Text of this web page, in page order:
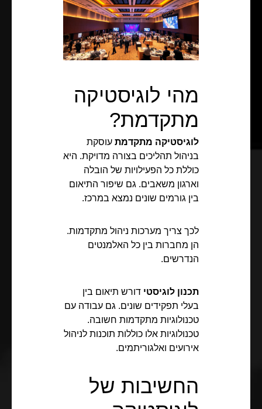
מהי לוגיסטיקה
מתקדמת?
לוגיסטיקה מתקדמת עוסקת
בניהול תהליכים בצורה מדויקת. היא
כוללת כל הפעילויות של הובלה
וארגון משאבים. גם שיפור התיאום
בין גורמים שונים נמצא במרכז.
לכך צריך מערכות ניהול מתקדמות.
הן מחברות בין כל האלמנטים
הנדרשים.
תכנון לוגיסטי דורש תיאום בין
בעלי תפקידים שונים. גם עבודה עם
טכנולוגיות מתקדמות חשובה.
טכנולוגיות אלו כוללות תוכנות לניהול
אירועים ואלגוריתמים.
החשיבות של